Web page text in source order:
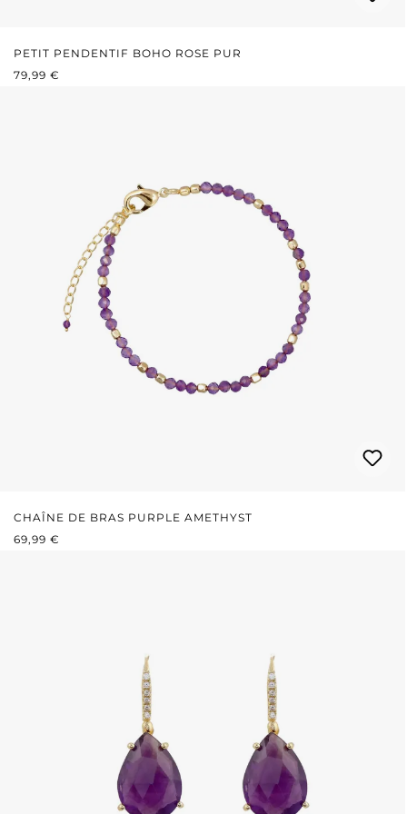
PETIT PENDENTIF BOHO ROSE PUR
PRIX RÉGULIER :
79,99 €
CHAÎNE DE BRAS PURPLE AMETHYST
PRIX RÉGULIER :
69,99 €